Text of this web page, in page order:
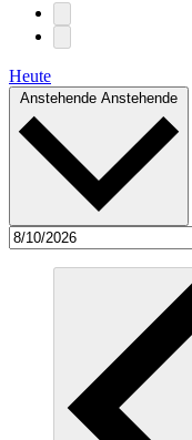
Heute
Anstehende Anstehende